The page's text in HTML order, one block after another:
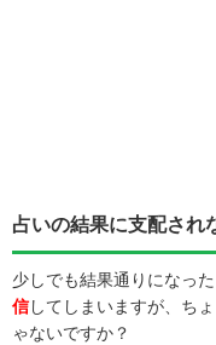
占いの結果に支配され
少しでも結果通りになっ
信してしまいますが、ち
ゃないですか？